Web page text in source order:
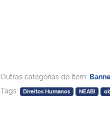
Outras categorias do item:
Tags:
Direitos Humanos NEABI